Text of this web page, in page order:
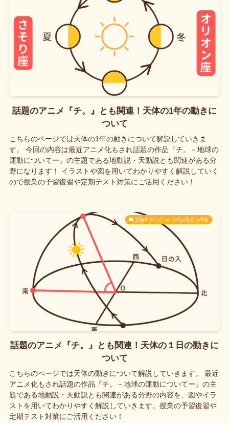
話題のアニメ『チ。』とも関連！天体の1年の動きに
ついて
こちらのページでは天体の1年の動きについて解説していきま
す。 今回の内容は最近アニメ化もされ話題の作品『チ。－地球の
運動についてー』の主題である地動説・天動説とも関連がある分
野になります！ イラストや図を用いてわかりやすく解説していく
ので授業の予習復習や定期テスト対策にご活用ください！
定期テストについてのお役立ち情報
話題のアニメ『チ。』とも関連！天体の１日の動きに
ついて
こちらのページでは天体の動きについて解説していきます。 最近
アニメ化もされ話題の作品『チ。－地球の運動についてー』の主
題である地動説・天動説とも関連がある分野の内容を、図やイラ
ストを用いてわかりやすく解説していきます。授業の予習復習や
定期テスト対策にご活用ください！